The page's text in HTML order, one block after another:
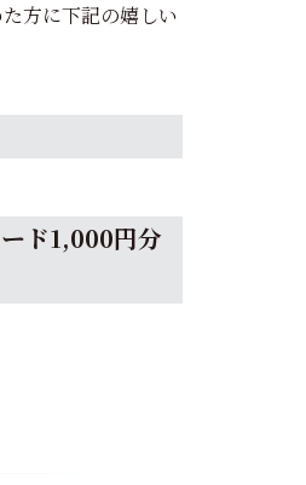
方に下記の嬉しい
ド1,000円分